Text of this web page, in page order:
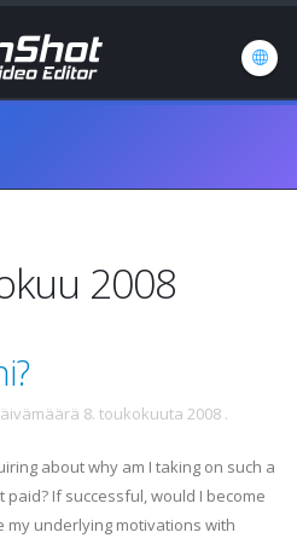
2008
8. toukokuuta 2008 .
about why am I taking on such a
paid? If successful, would I become
my underlying motivations with